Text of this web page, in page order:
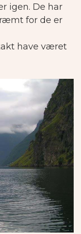
igen. De har
for de er
have været